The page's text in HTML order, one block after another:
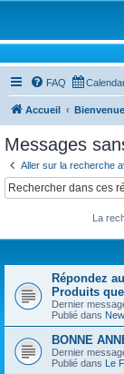
FAQ
Accueil
Messages
Aller sur la recherche
La
Répondez
Produits
Dernier
Publié dans
BONNE
Dernier
Publié dans Le